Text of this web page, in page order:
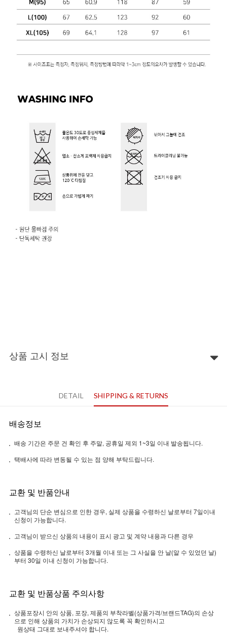
상품 고시 정보
DETAIL SHIPPING & RETURNS
배송정보
배송 기간은 주문 건 확인 후 주말, 공휴일 제외 1~3일 이내 발송됩니다.
택배사에 따라 변동될 수 있는 점 양해 부탁드립니다.
교환 및 반품안내
고객님의 단순 변심으로 인한 경우, 실제 상품을 수령하신 날로부터 7일이내
신청이 가능합니다.
고객님이 받으신 상품의 내용이 표시 광고 및 계약 내용과 다른 경우
상품을 수령하신 날로부터 3개월 이내 또는 그 사실을 안 날(알 수 있었던 날)
부터 30일 이내 신청이 가능합니다.
교환 및 반품상품 주의사항
상품포장시 안의 상품, 포장, 제품의 부착라벨(상품가격/브랜드TAG)의 손상
으로 인해 상품의 가치가 손상되지 않도록 꼭 확인하시고
원상태 그대로 보내주셔야 합니다.